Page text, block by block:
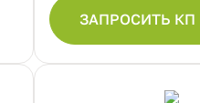
ЗАПРОСИТЬ КП